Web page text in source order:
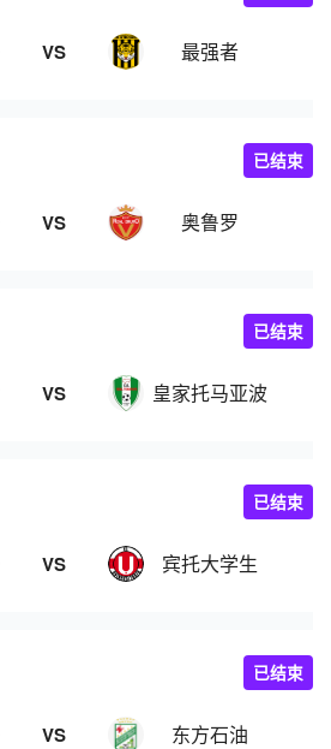
VS 最强者
VS 奥鲁罗
已结束
VS 皇家托马亚波
已结束
VS 宾托大学生
已结束
VS 东方石油
已结束